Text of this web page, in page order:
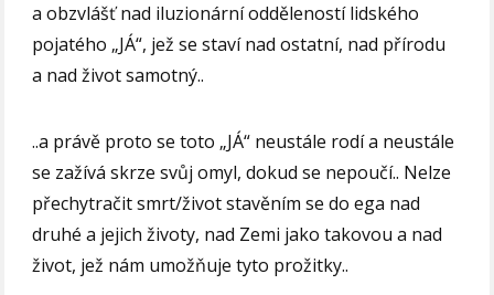
a obzvlášť nad iluzionární odděleností lidského
pojatého „JÁ“, jež se staví nad ostatní, nad přírodu
a nad život samotný..
..a právě proto se toto „JÁ“ neustále rodí a neustále
se zažívá skrze svůj omyl, dokud se nepoučí.. Nelze
přechytračit smrt/život stavěním se do ega nad
druhé a jejich životy, nad Zemi jako takovou a nad
život, jež nám umožňuje tyto prožitky..